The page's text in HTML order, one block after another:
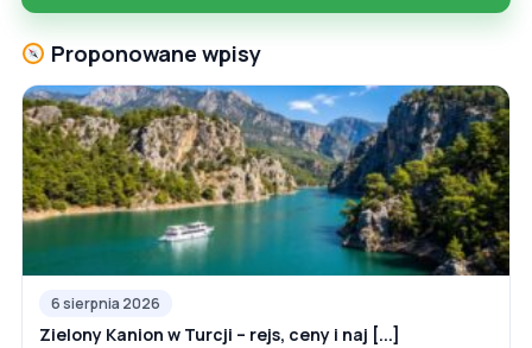
Proponowane wpisy
6 sierpnia 2026
Zielony Kanion w Turcji – rejs, ceny i naj [...]